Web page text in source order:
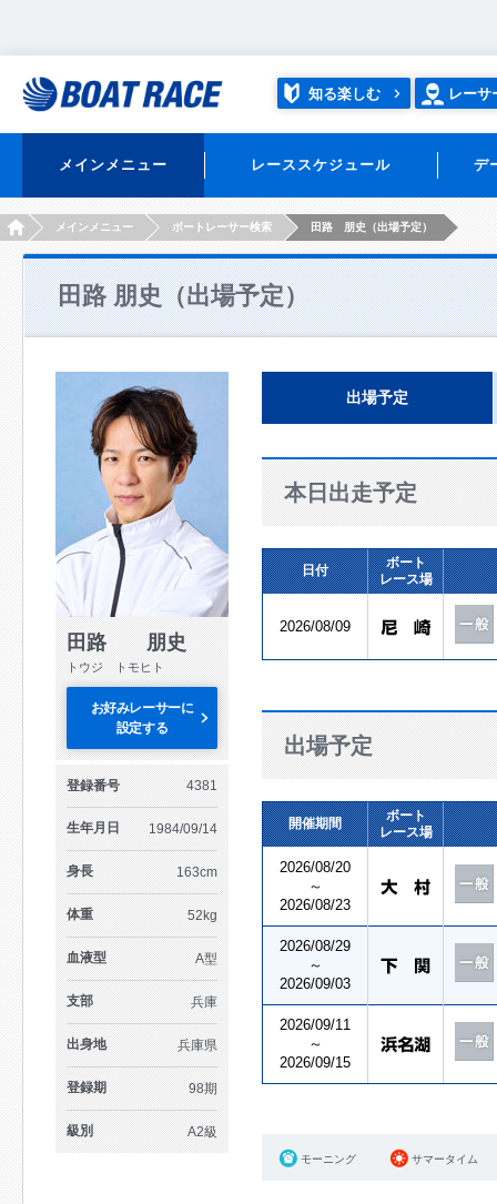
知る楽しむ レーサ
メインメニュー レーススケジュール デ
HOMEメインメニュー ボートレーサー検索 田路 朋史（出場予定）
田路 朋史（出場予定）
田路 朋史
トウジ トモヒト
お好みレーサーに
設定する
登録番号 4381
生年月日 1984/09/14
身長 163cm
体重 52kg
血液型 A型
支部 兵庫
出身地 兵庫県
登録期 98期
級別 A2級
出場予定
本日出走予定
日付
ボート
レース場
2026/08/09
出場予定
開催期間
ボート
レース場
2026/08/20
～
2026/08/23
2026/08/29
～
2026/09/03
2026/09/11
～
2026/09/15
モーニング サマータイム